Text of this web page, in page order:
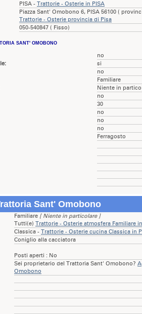
PISA - Trattorie - Osterie in PISA
Piazza Sant' Omobono 6, PISA 56100 (
Trattorie - Osterie provincia di Pisa
050-540847 ( Fisso)
SANT' OMOBONO
no
si
no
Familiare
Niente in
no
30
no
no
no
Ferragosto
Sant' Omobono
Familiare [ Niente in particolare ]
Tutti(e) Trattorie - Osterie atmosfera Familiare
Classica - Trattorie - Osterie cucina Classica in
Coniglio alla cacciatora
Posti aperti : No
Sei proprietario del Trattoria Sant' Omobono?
Omobono